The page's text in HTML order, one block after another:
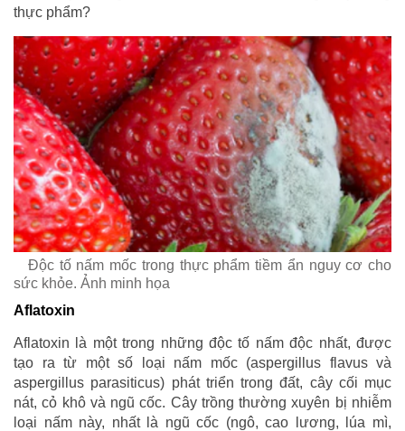
thực phẩm?
Độc tố nấm mốc trong thực phẩm tiềm ẩn nguy cơ cho
sức khỏe. Ảnh minh họa
Aflatoxin
Aflatoxin là một trong những độc tố nấm độc nhất, được
tạo ra từ một số loại nấm mốc (aspergillus flavus và
aspergillus parasiticus) phát triển trong đất, cây cối mục
nát, cỏ khô và ngũ cốc. Cây trồng thường xuyên bị nhiễm
loại nấm này, nhất là ngũ cốc (ngô, cao lương, lúa mì,